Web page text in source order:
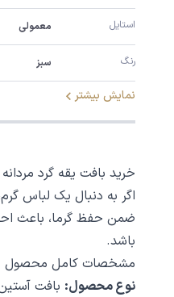
استایل معمولی
رنگ سبز
نمایش بیشتر
خرید بافت یقه گرد مردانه 100٪ پنبه – گرم، لطیف و شیک برای روزهای سرد
اگر به دنبال یک لباس
ضمن حفظ گرما، باعث
باشد.
مشخصات کامل محصول
نوع محصول: بافت